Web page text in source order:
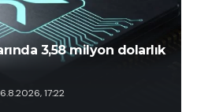
3,58 milyon dolarlık
6.8.2026, 17:22